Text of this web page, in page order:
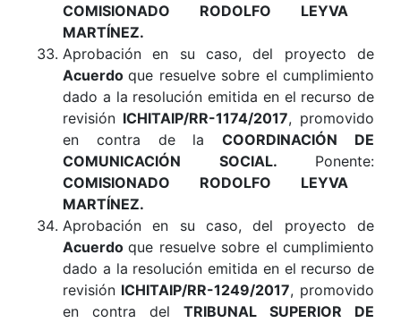
COMISIONADO RODOLFO LEYVA
MARTÍNEZ.
Aprobación en su caso, del proyecto de
Acuerdoque resuelve sobre el cumplimiento
dado a la resolución emitida en el recurso de
revisión ICHITAIP/RR-1174/2017, promovido
en contra de laCOORDINACIÓN DE
COMUNICACIÓN SOCIAL. Ponente:
COMISIONADO RODOLFO LEYVA
MARTÍNEZ.
Aprobación en su caso, del proyecto de
Acuerdoque resuelve sobre el cumplimiento
dado a la resolución emitida en el recurso de
revisión ICHITAIP/RR-1249/2017, promovido
en contra del TRIBUNAL SUPERIOR DE